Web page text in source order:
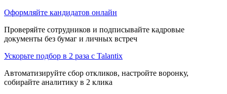
Оформляйте кандидатов онлайн
Проверяйте сотрудников и подписывайте кадровые
документы без бумаг и личных встреч
Ускорьте подбор в 2 раза с Talantix
Автоматизируйте сбор откликов, настройте воронку,
собирайте аналитику в 2 клика